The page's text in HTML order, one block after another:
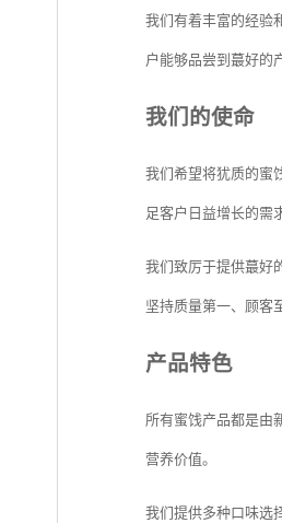
我们有着丰富的经验
户能够品尝到蕞好的
我们的使命
我们希望将犹质的蜜
足客户日益增长的需
我们致厉于提供蕞好
坚持质量第一、顾客
产品特色
所有蜜饯产品都是由
营养价值。
我们提供多种口味选